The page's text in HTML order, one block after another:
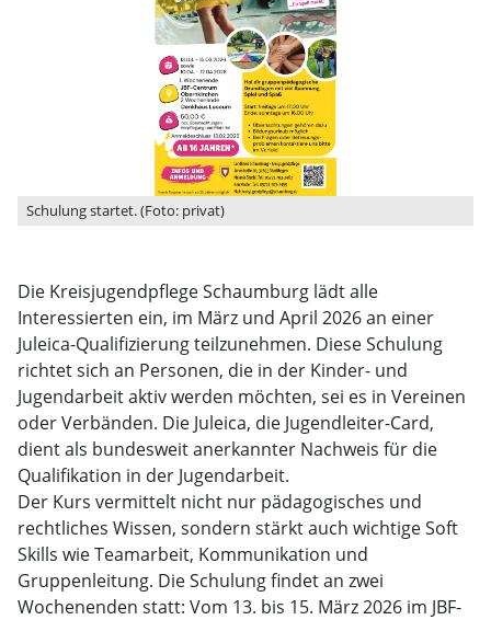
Schulung startet. (Foto: privat)
Die Kreisjugendpflege Schaumburg lädt alle
Interessierten ein, im März und April 2026 an einer
Juleica-Qualifizierung teilzunehmen. Diese Schulung
richtet sich an Personen, die in der Kinder- und
Jugendarbeit aktiv werden möchten, sei es in Vereinen
oder Verbänden. Die Juleica, die Jugendleiter-Card,
dient als bundesweit anerkannter Nachweis für die
Qualifikation in der Jugendarbeit.
Der Kurs vermittelt nicht nur pädagogisches und
rechtliches Wissen, sondern stärkt auch wichtige Soft
Skills wie Teamarbeit, Kommunikation und
Gruppenleitung. Die Schulung findet an zwei
Wochenenden statt: Vom 13. bis 15. März 2026 im JBF-